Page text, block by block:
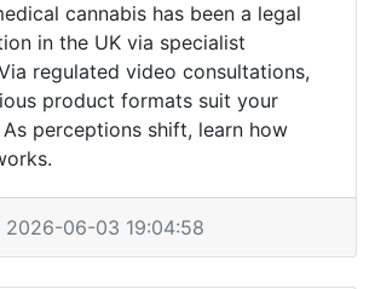
cannabis has been a legal
in the UK via specialist
regulated video consultations,
product formats suit your
As perceptions shift, learn how
2026-06-03 19:04:58